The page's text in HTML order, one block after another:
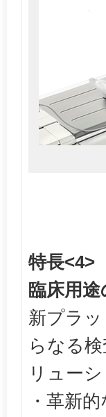
特長<4>
臨床用
新プラ
らなる
リュー
・革新